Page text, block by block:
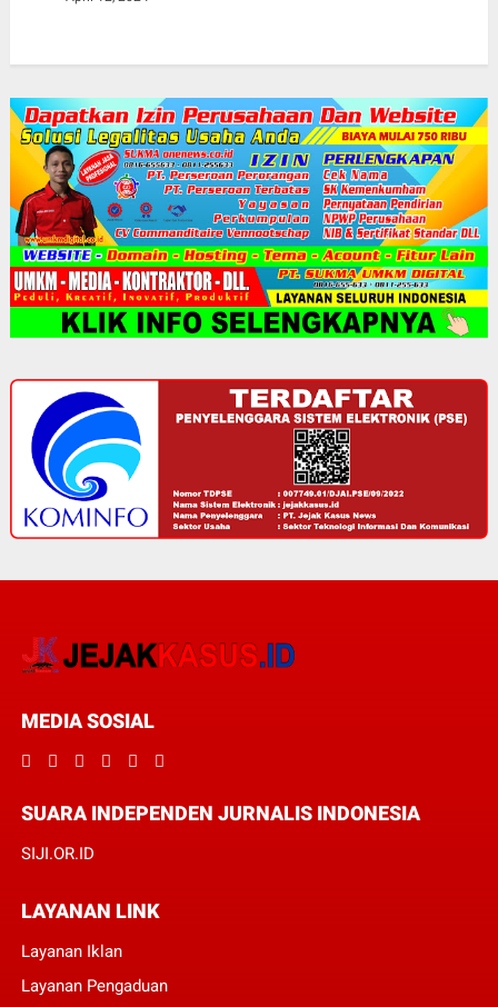
MEDIA SOSIAL
SUARA INDEPENDEN JURNALIS INDONESIA
SIJI.OR.ID
LAYANAN LINK
Layanan Iklan
Layanan Pengaduan